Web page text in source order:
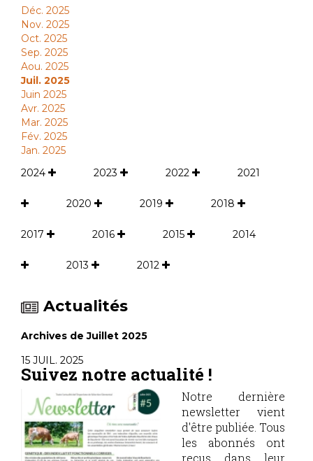
Déc. 2025
Nov. 2025
Oct. 2025
Sep. 2025
Aou. 2025
Juil. 2025
Juin 2025
Avr. 2025
Mar. 2025
Fév. 2025
Jan. 2025
2024
2023 2022 2021
2020 2019 2018
2017 2016 2015 2014
2013 2012
Actualités
Archives de Juillet 2025
15 JUIL. 2025
Suivez notre actualité !
Notre dernière
newsletter vient
d'être publiée. Tous
les abonnés ont
recus dans leur